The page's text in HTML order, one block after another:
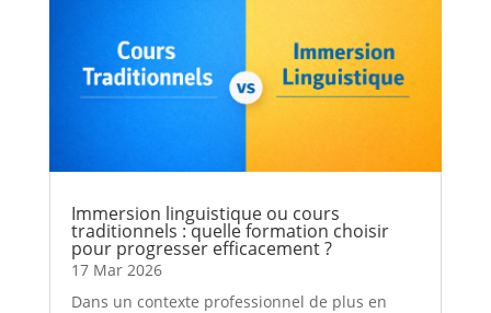
Immersion linguistique ou cours
traditionnels : quelle formation choisir
pour progresser efficacement ?
17 Mar 2026
Dans un contexte professionnel de plus en